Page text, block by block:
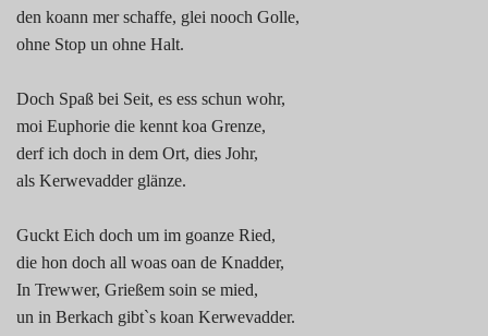
den koann mer schaffe, glei nooch Golle,
ohne Stop un ohne Halt.
Doch Spaß bei Seit, es ess schun wohr,
moi Euphorie die kennt koa Grenze,
derf ich doch in dem Ort, dies Johr,
als Kerwevadder glänze.
Guckt Eich doch um im goanze Ried,
die hon doch all woas oan de Knadder,
In Trewwer, Grießem soin se mied,
un in Berkach gibt`s koan Kerwevadder.